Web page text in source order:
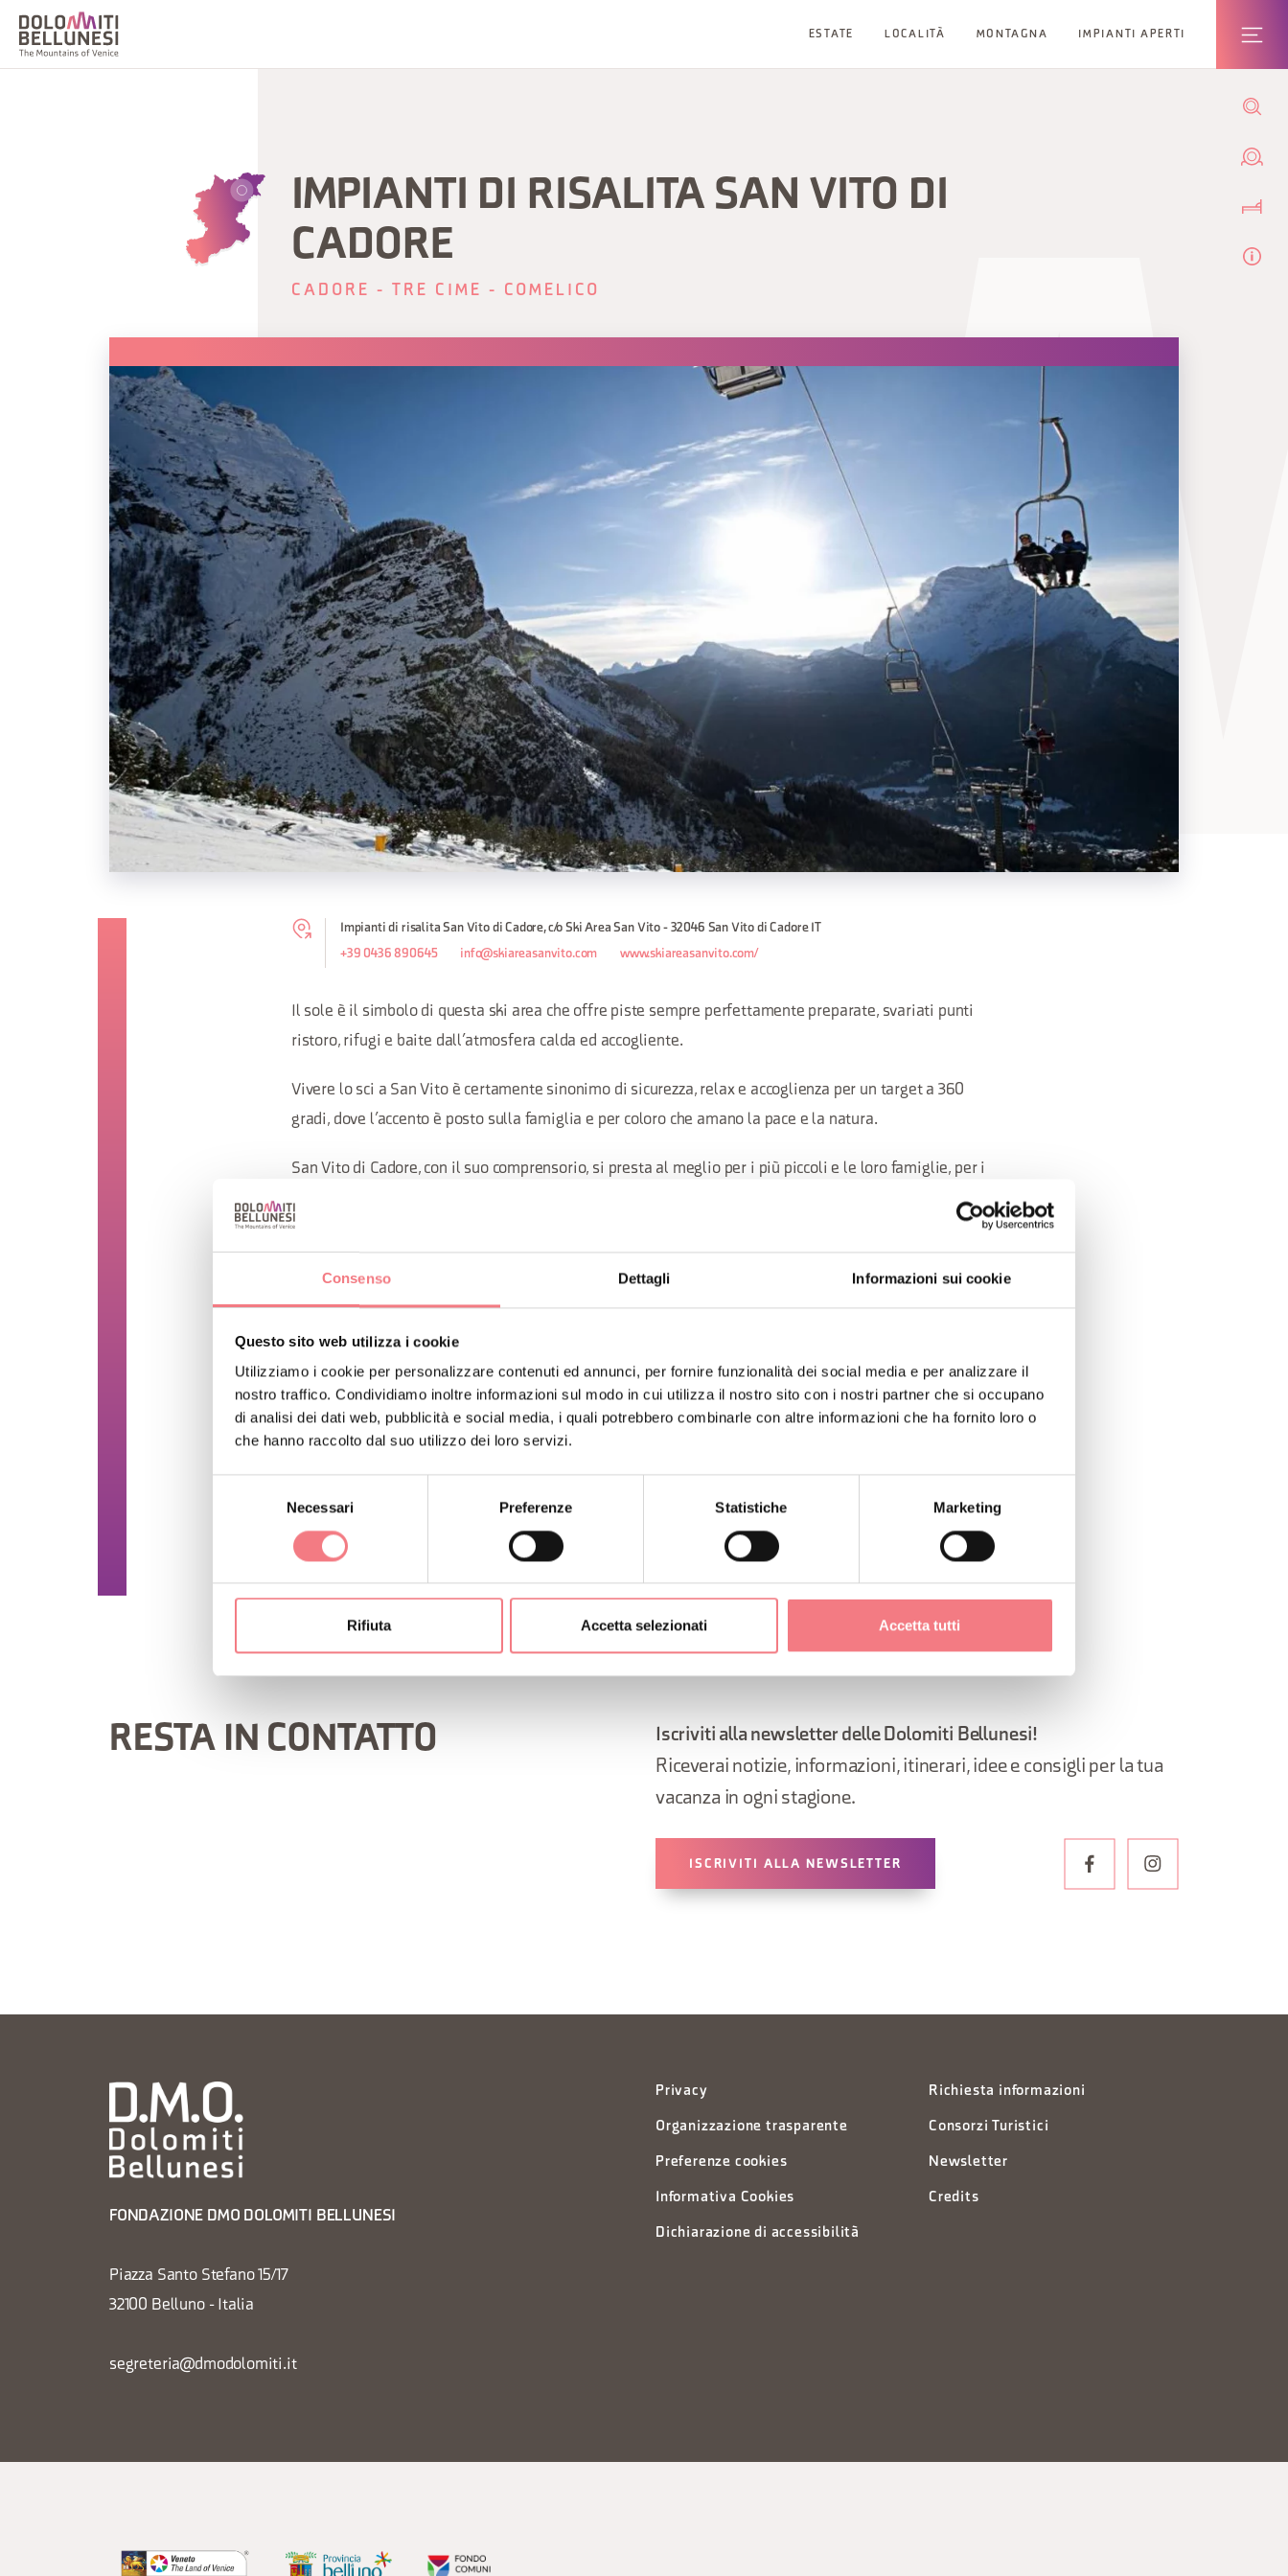
Consenso Dettagli Informazioni sui cookie
Questo sito web utilizza i cookie
Utilizziamo i cookie per personalizzare contenuti ed annunci, per fornire funzionalità dei social media e per analizzare il
nostro traffico. Condividiamo inoltre informazioni sul modo in cui utilizza il nostro sito con i nostri partner che si occupano
di analisi dei dati web, pubblicità e social media, i quali potrebbero combinarle con altre informazioni che ha fornito loro o
che hanno raccolto dal suo utilizzo dei loro servizi.
Necessari Preferenze Statistiche Marketing
Rifiuta Accetta selezionati Accetta tutti
ESTATE LOCALITÀ MONTAGNA IMPIANTI APERTI
IMPIANTI DI RISALITA SAN VITO DI
CADORE
CADORE - TRE CIME - COMELICO
Impianti di risalita San Vito di Cadore, c/o Ski Area San Vito - 32046 San Vito di Cadore IT
+39 0436 890645 info@skiareasanvito.com www.skiareasanvito.com/
Il sole è il simbolo di questa ski area che offre piste sempre perfettamente preparate, svariati punti
ristoro, rifugi e baite dall’atmosfera calda ed accogliente.
Vivere lo sci a San Vito è certamente sinonimo di sicurezza, relax e accoglienza per un target a 360
gradi, dove l’accento è posto sulla famiglia e per coloro che amano la pace e la natura.
San Vito di Cadore, con il suo comprensorio, si presta al meglio per i più piccoli e le loro famiglie, per i
dall’organizzato campo scuola con le proprie Scuole Sci alla varietà di piste che l’intero comprensorio
offre.
La neve programmata presente sull’intero comprensorio, infine, assicura sempre piste favolose.
https://www.skiareasanvito.com/
CARATTERISTICHE
RICHIEDI INFORMAZIONI
RESTA IN CONTATTO
Iscriviti alla newsletter delle Dolomiti Bellunesi!
Riceverai notizie, informazioni, itinerari, idee e consigli per la tua
vacanza in ogni stagione.
ISCRIVITI ALLA NEWSLETTER
FONDAZIONE DMO DOLOMITI BELLUNESI
Piazza Santo Stefano 15/17
32100 Belluno - Italia
segreteria@dmodolomiti.it
Privacy
Organizzazione trasparente
Preferenze cookies
Informativa Cookies
Dichiarazione di accessibilità
Richiesta informazioni
Consorzi Turistici
Newsletter
Credits